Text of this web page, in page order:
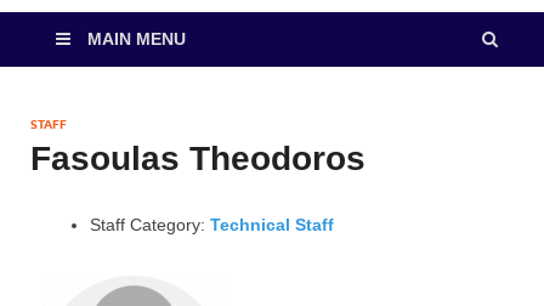
MAIN MENU
STAFF
Fasoulas Theodoros
Staff Category: Technical Staff